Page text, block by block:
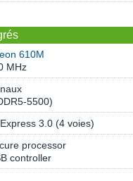
610M
MHz
5500)
3.0 (4 voies)
processor
controller